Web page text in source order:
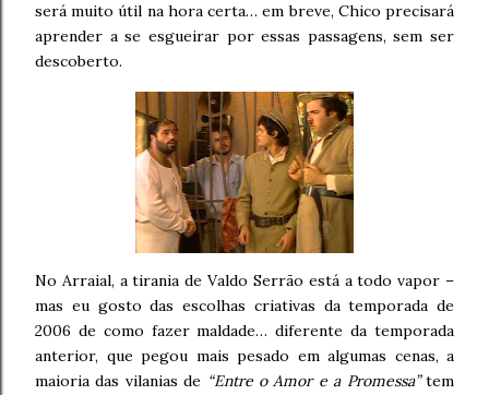
será muito útil na hora certa… em breve, Chico precisará
aprender a se esgueirar por essas passagens, sem ser
descoberto.
No Arraial, a tirania de Valdo Serrão está a todo vapor –
mas eu gosto das escolhas criativas da temporada de
2006 de como fazer maldade… diferente da temporada
anterior, que pegou mais pesado em algumas cenas, a
maioria das vilanias de “Entre o Amor e a Promessa”tem